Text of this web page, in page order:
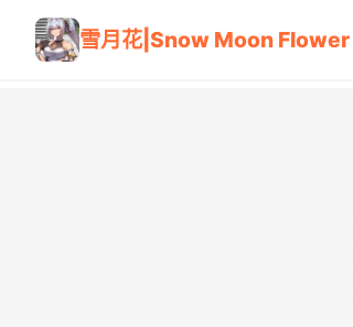
雪月花|Snow Moon Flower